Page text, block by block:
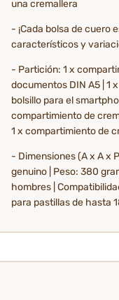
una cremallera
- ¡Cada bolsa de cuero
característicos y
- Partición: 1 x
documentos DIN A5 | 1
bolsillo para el
compartimiento de
1 x compartimiento de
- Dimensiones (A x A x
genuino | Peso: 380
hombres |
para pastillas de hasta